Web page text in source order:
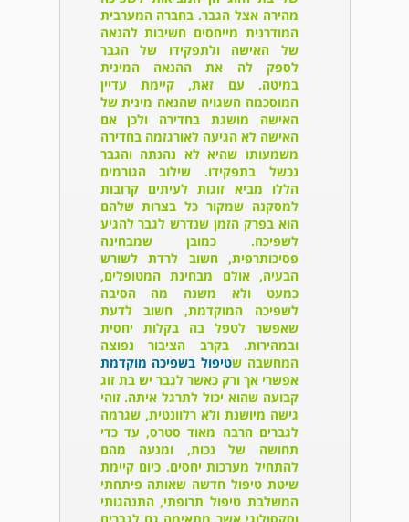
מהירה אצל הגבר. בחברה המערבית
המודרנית מייחסים חשיבות להנאה
של האישה ולתפקידו של הגבר
לספק לה את ההנאה המינית
במיטה. עם זאת, קיימת עדיין
המוסכמה השגויה שהנאה מינית של
האישה מושגת בחדירה ולכן אם
האישה לא הגיעה לאורגזמה בחדירה
משמעותו שהיא לא נהנתה והגבר
נכשל בתפקידו. שילוב הגורמים
הללו מביא זוגות לעיתים קרובות
למסקנה שמקור כל בצרות שלהם
הוא בפרק הזמן שנדרש לגבר להגיע
לשפיכה. כמובן שמבחינה
פסיכותרפית, חשוב לרדת לשורש
הבעיה, אולם מבחינת המטופלים,
כמעט ולא משנה מה הסיבה
לשפיכה המוקדמת, חשוב לדעת
שאפשר לטפל בה בקלות יחסית
ובמהירות. בקרב הציבור נפוצה
המחשבה שטיפול בשפיכה מוקדמת
אפשרי אך ורק כאשר לגבר יש בת זוג
קבועה שהוא יכול לתרגל איתה. זוהי
גישה מיושנת ולא רלוונטית, שגרמה
לגברים הרבה מאוד סטרס, עד כדי
תחושה של נכות, ומנעה מהם
להתחיל מערכות יחסים. כיום קיימת
שיטת טיפול חדשה שאותה פיתחתי
המשלבת טיפול תרופתי, התנהגותי